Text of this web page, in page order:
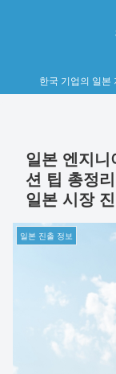
한국 기업의 일본
일본 엔지
션 팁 총정
일본 시장
일본 진출 정보